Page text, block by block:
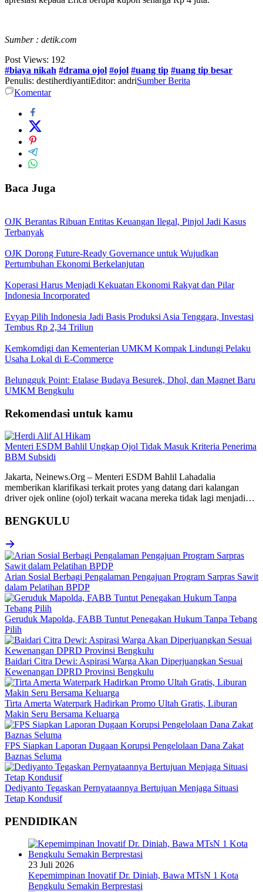
Sumber : detik.com
Post Views: 192
#biaya nikah #drama ojol #ojol #uang tip #uang tip besar
Penulis: destiherdiyantiEditor: andriSumber Berita
Komentar
Baca Juga
OJK Berantas Ribuan Entitas Keuangan Ilegal, Pinjol Jadi Kasus
Terbanyak
OJK Dorong Future-Ready Governance untuk Wujudkan
Pertumbuhan Ekonomi Berkelanjutan
Koperasi Harus Menjadi Kekuatan Ekonomi Rakyat dan Pilar
Indonesia Incorporated
Evyap Pilih Indonesia Jadi Basis Produksi Asia Tenggara, Investasi
Tembus Rp 2,34 Triliun
Kemkomdigi dan Kementerian UMKM Kompak Lindungi Pelaku
Usaha Lokal di E-Commerce
Belungguk Point: Etalase Budaya Besurek, Dhol, dan Magnet Baru
UMKM Bengkulu
Rekomendasi untuk kamu
Menteri ESDM Bahlil Ungkap Ojol Tidak Masuk Kriteria Penerima
BBM Subsidi
Jakarta, Neinews.Org – Menteri ESDM Bahlil Lahadalia
memberikan klarifikasi terkait protes yang datang dari kalangan
driver ojek online (ojol) terkait wacana mereka tidak lagi menjadi…
BENGKULU
Arian Sosial Berbagi Pengalaman Pengajuan Program Sarpras Sawit
dalam Pelatihan BPDP
Geruduk Mapolda, FABB Tuntut Penegakan Hukum Tanpa Tebang
Pilih
Baidari Citra Dewi: Aspirasi Warga Akan Diperjuangkan Sesuai
Kewenangan DPRD Provinsi Bengkulu
Tirta Amerta Waterpark Hadirkan Promo Ultah Gratis, Liburan
Makin Seru Bersama Keluarga
FPS Siapkan Laporan Dugaan Korupsi Pengelolaan Dana Zakat
Baznas Seluma
Dediyanto Tegaskan Pernyataannya Bertujuan Menjaga Situasi
Tetap Kondusif
PENDIDIKAN
23 Juli 2026
Kepemimpinan Inovatif Dr. Diniah, Bawa MTsN 1 Kota
Bengkulu Semakin Berprestasi